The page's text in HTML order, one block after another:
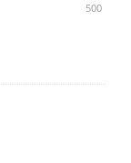
500